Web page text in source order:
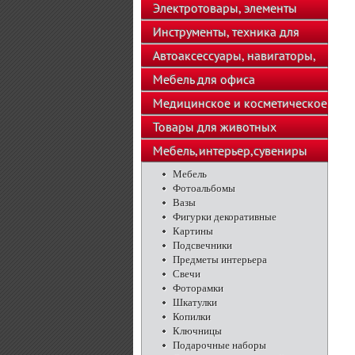
телефоны
Электротовары, элементы
питания, освещение
Инструменты, техника для
подсобного хозяйства
Автоаксессуары, навигаторы,
автозвук
Мебель для офиса
Медицинское и косметическое
оборудование
Товары для животных
Мебель,интерьер,сувениры
Мебель
Фотоальбомы
Вазы
Фигурки декоративные
Картины
Подсвечники
Предметы интерьера
Свечи
Фоторамки
Шкатулки
Копилки
Ключницы
Подарочные наборы